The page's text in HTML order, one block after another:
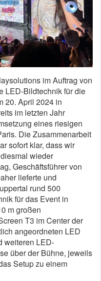
im Auftrag von
LED-Bildtechnik für die
20. April 2024 in
im letzten Jahr
eines riesigen
Die Zusammenarbeit
sofort klar, dass wir
wieder
Geschäftsführer von
lieferte und
rund 500
für das Event in
m großen
T3 im Center der
angeordneten LED
weiteren LED-
über der Bühne, jeweils
Setup zu einem